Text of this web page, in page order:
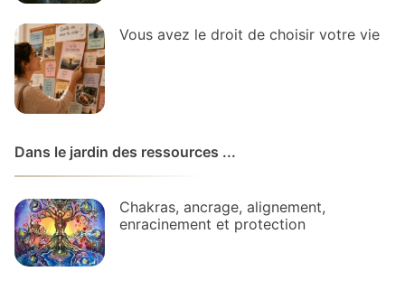
Vous avez le droit de choisir votre vie
Dans le jardin des ressources ...
Chakras, ancrage, alignement,
enracinement et protection